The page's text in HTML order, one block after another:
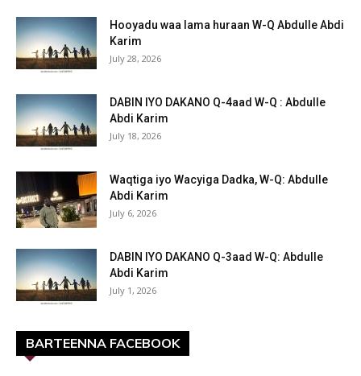
Hooyadu waa lama huraan W-Q Abdulle Abdi
Karim
July 28, 2026
DABIN IYO DAKANO Q-4aad W-Q : Abdulle
Abdi Karim
July 18, 2026
Waqtiga iyo Wacyiga Dadka, W-Q: Abdulle
Abdi Karim
July 6, 2026
DABIN IYO DAKANO Q-3aad W-Q: Abdulle
Abdi Karim
July 1, 2026
BARTEENNA FACEBOOK